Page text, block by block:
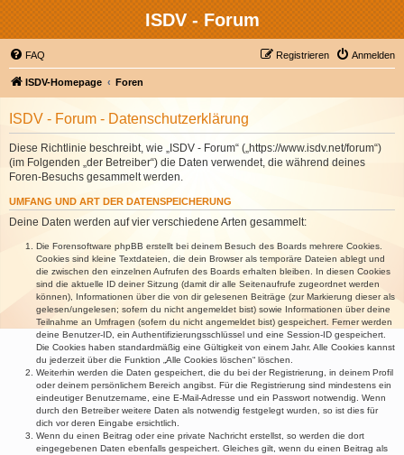
ISDV - Forum
FAQ Anmelden
Registrieren
ISDV-Homepage Foren
ISDV - Forum - Datenschutzerklärung
Diese Richtlinie beschreibt, wie „ISDV - Forum“ („https://www.isdv.net/forum“)
(im Folgenden „der Betreiber“) die Daten verwendet, die während deines
Foren-Besuchs gesammelt werden.
UMFANG UND ART DER DATENSPEICHERUNG
Deine Daten werden auf vier verschiedene Arten gesammelt:
Die Forensoftware phpBB erstellt bei deinem Besuch des Boards mehrere Cookies.
Cookies sind kleine Textdateien, die dein Browser als temporäre Dateien ablegt und
die zwischen den einzelnen Aufrufen des Boards erhalten bleiben. In diesen Cookies
sind die aktuelle ID deiner Sitzung (damit dir alle Seitenaufrufe zugeordnet werden
können), Informationen über die von dir gelesenen Beiträge (zur Markierung dieser als
gelesen/ungelesen; sofern du nicht angemeldet bist) sowie Informationen über deine
Teilnahme an Umfragen (sofern du nicht angemeldet bist) gespeichert. Ferner werden
deine Benutzer-ID, ein Authentifizierungsschlüssel und eine Session-ID gespeichert.
Die Cookies haben standardmäßig eine Gültigkeit von einem Jahr. Alle Cookies kannst
du jederzeit über die Funktion „Alle Cookies löschen“ löschen.
Weiterhin werden die Daten gespeichert, die du bei der Registrierung, in deinem Profil
oder deinem persönlichem Bereich angibst. Für die Registrierung sind mindestens ein
eindeutiger Benutzername, eine E-Mail-Adresse und ein Passwort notwendig. Wenn
durch den Betreiber weitere Daten als notwendig festgelegt wurden, so ist dies für
dich vor deren Eingabe ersichtlich.
Wenn du einen Beitrag oder eine private Nachricht erstellst, so werden die dort
eingegebenen Daten ebenfalls gespeichert. Gleiches gilt, wenn du einen Beitrag als